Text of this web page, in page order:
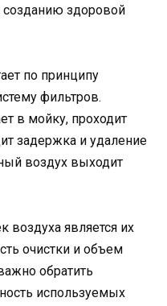
созданию здоровой
по принципу
фильтров.
в мойку, проходит
задержка и удаление
воздух выходит
воздуха является их
очистки и объем
обратить
используемых